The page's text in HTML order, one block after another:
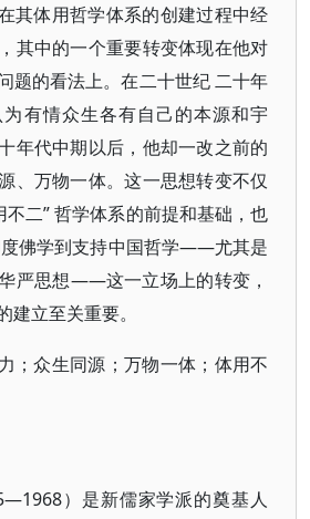
其体用哲学体系的创建过程中经
其中的一个重要转变体现在他对
题的看法上。在二十世纪 二十年
有情众生各有自己的本源和宇
年代中期以后，他却一改之前的
、万物一体。这一思想转变不仅
不二” 哲学体系的前提和基础，也
佛学到支持中国哲学——尤其是
严思想——这一立场上的转变，
立至关重要。
；众生同源；万物一体；体用不
）是新儒家学派的奠基人